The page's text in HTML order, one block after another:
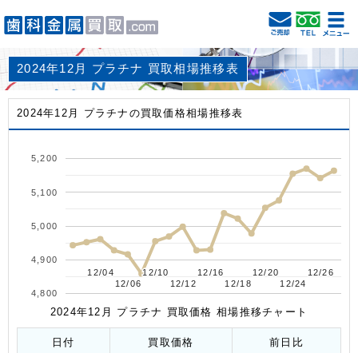
2024年12月 プラチナ 買取相場推移表
2024年12月 プラチナの買取価格相場推移表
12/04
12/04
12/06
12/06
12/10
12/10
12/12
12/12
12/16
12/16
12/18
12/18
12/20
12/20
12/24
12/24
12/26
12/26
4,800
4,900
5,000
5,100
5,200
2024年12月 プラチナ 買取価格 相場推移チャート
日付 買取価格 前日比